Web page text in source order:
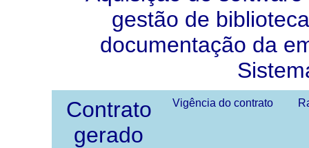
gestão de
documentação da
Contrato
gerado
Vigência do contrato